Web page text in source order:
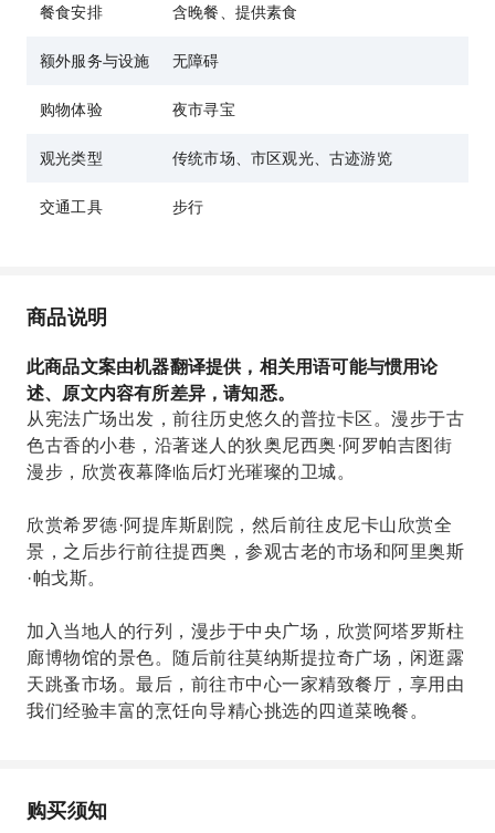
餐食安排 含晚餐、提供素食
额外服务与设施 无障碍
购物体验 夜市寻宝
观光类型 传统市场、市区观光、古迹游览
交通工具 步行
商品说明
此商品文案由机器翻译提供，相关用语可能与惯用论
述、原文内容有所差异，请知悉。
从宪法广场出发，前往历史悠久的普拉卡区。漫步于古
色古香的小巷，沿著迷人的狄奥尼西奥·阿罗帕吉图街
漫步，欣赏夜幕降临后灯光璀璨的卫城。
欣赏希罗德·阿提库斯剧院，然后前往皮尼卡山欣赏全
景，之后步行前往提西奥，参观古老的市场和阿里奥斯
·帕戈斯。
加入当地人的行列，漫步于中央广场，欣赏阿塔罗斯柱
廊博物馆的景色。随后前往莫纳斯提拉奇广场，闲逛露
天跳蚤市场。最后，前往市中心一家精致餐厅，享用由
我们经验丰富的烹饪向导精心挑选的四道菜晚餐。
购买须知